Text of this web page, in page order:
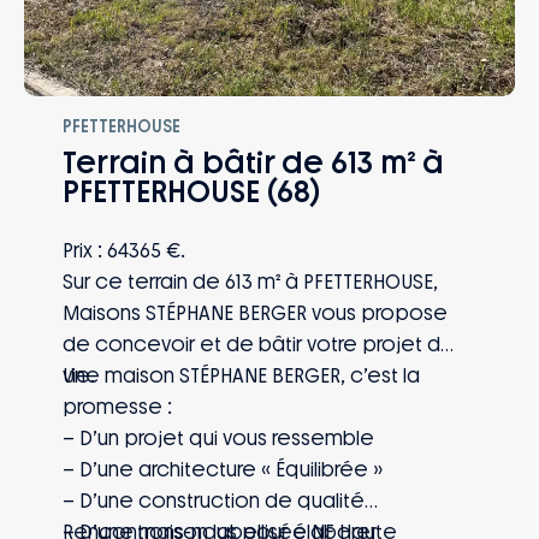
PFETTERHOUSE
Terrain à bâtir de 613 m² à
PFETTERHOUSE (68)
Prix : 64365 €.
Sur ce terrain de 613 m² à PFETTERHOUSE,
Maisons STÉPHANE BERGER vous propose
de concevoir et de bâtir votre projet de
vie.
Une maison STÉPHANE BERGER, c’est la
promesse :
– D’un projet qui vous ressemble
– D’une architecture « Équilibrée »
– D’une construction de qualité
– D’une maison labellisée NF Haute
Rencontrons-nous pour élaborer